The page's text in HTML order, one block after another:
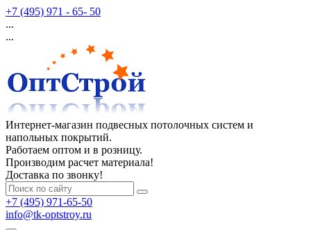
+7 (495) 971 - 65- 50
...
...
Интернет-магазин подвесных потолочных систем и
напольных покрытий.
Работаем оптом и в розницу.
Производим расчет материала!
Доставка по звонку!
+7 (495) 971-65-50
info@tk-optstroy.ru